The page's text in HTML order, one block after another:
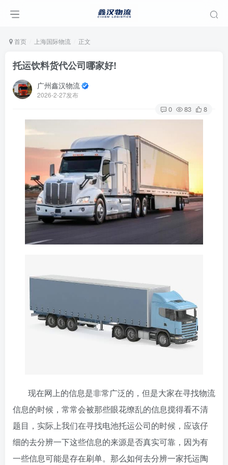
首页 上海国际物流 正文
托运饮料货代公司哪家好!
广州鑫汉物流
2026-2-27发布
0 83 8
现在网上的信息是非常广泛的，但是大家在寻找物流
信息的时候，常常会被那些眼花缭乱的信息搅得看不清
题目，实际上我们在寻找电池托运公司的时候，应该仔
细的去分辨一下这些信息的来源是否真实可靠，因为有
一些信息可能是存在刷单。那么如何去分辨一家托运陶